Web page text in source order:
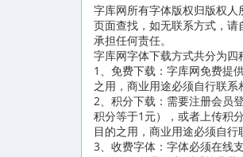
字库网所有字体版权归版权
页面查找，如无联系方式，
承担任何责任。
字库网字体下载方式共分为四
1、免费下载：字库网免费提
之用，商业用途必须自行联系
2、积分下载：需要注册会员
积分等于1元），或者上传积
目的之用，商业用途必须自行
3、收费字体：字体必须在线